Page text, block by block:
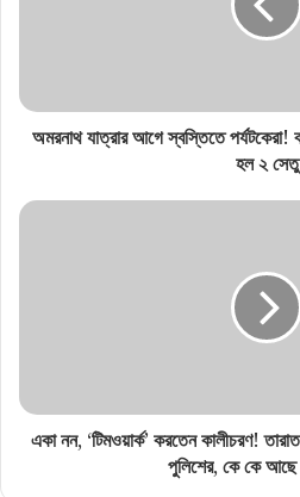
অমরনাথ যাত্রার আগে স্বস্তিতে পর্যটকেরা!
হল ২ সেতু
একা নন, ‘টিমওয়ার্ক’ করতেন কালীচরণ!
পুলিশের, কে কে আছে